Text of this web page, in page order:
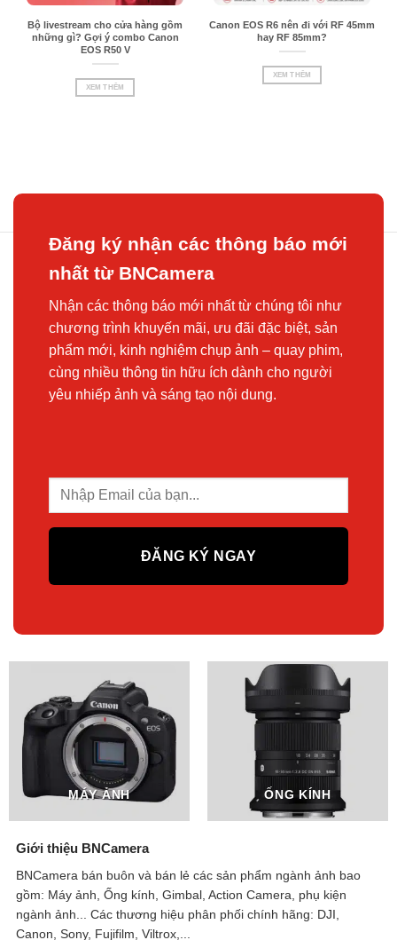
Bộ livestream cho cửa hàng gồm
những gì? Gợi ý combo Canon
EOS R50 V
XEM THÊM
Canon EOS R6 nên đi với RF 45mm
hay RF 85mm?
XEM THÊM
Đăng ký nhận các thông báo mới
nhất từ BNCamera
Nhận các thông báo mới nhất từ chúng tôi như
chương trình khuyến mãi, ưu đãi đặc biệt, sản
phẩm mới, kinh nghiệm chụp ảnh – quay phim,
cùng nhiều thông tin hữu ích dành cho người
yêu nhiếp ảnh và sáng tạo nội dung.
MÁY ẢNH ỐNG KÍNH
Giới thiệu BNCamera
BNCamera bán buôn và bán lẻ các sản phẩm ngành ảnh bao
gồm: Máy ảnh, Ống kính, Gimbal, Action Camera, phụ kiện
ngành ảnh...
Các thương hiệu phân phối chính hãng: DJI,
Canon, Sony, Fujifilm, Viltrox,...